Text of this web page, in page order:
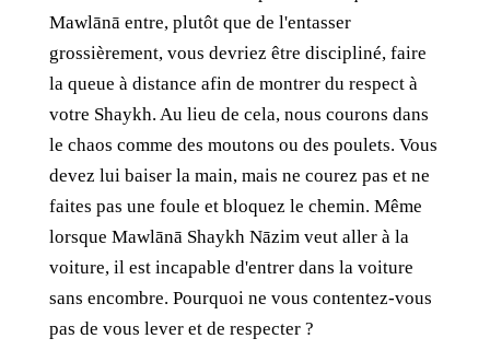
Mawlānā entre, plutôt que de l'entasser
grossièrement, vous devriez être discipliné, faire
la queue à distance afin de montrer du respect à
votre Shaykh. Au lieu de cela, nous courons dans
le chaos comme des moutons ou des poulets. Vous
devez lui baiser la main, mais ne courez pas et ne
faites pas une foule et bloquez le chemin. Même
lorsque Mawlānā Shaykh Nāzim veut aller à la
voiture, il est incapable d'entrer dans la voiture
sans encombre. Pourquoi ne vous contentez-vous
pas de vous lever et de respecter ?